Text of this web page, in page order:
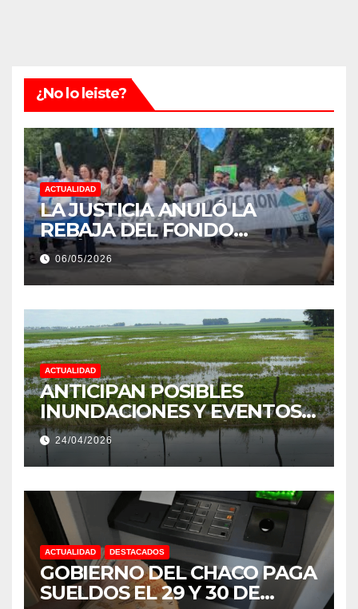
¿No lo leiste?
ACTUALIDAD
LA JUSTICIA ANULÓ LA
REBAJA DEL FONDO
ESTÍMULO A EMPLEADOS DE
PRODUCCIÓN DE LA
PROVINCIA DEL CHACO
06/05/2026
ACTUALIDAD
ANTICIPAN POSIBLES
INUNDACIONES Y EVENTOS
EXTREMOS: “PODRÍA SER UN
NIÑO MUY IMPORTANTE”
24/04/2026
ACTUALIDAD DESTACADOS
GOBIERNO DEL CHACO PAGA
SUELDOS EL 29 Y 30 DE